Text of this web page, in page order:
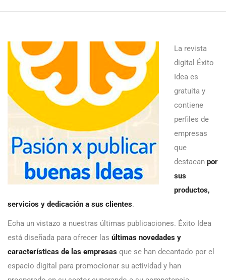
La revista
digital Éxito
Idea es
gratuita y
contiene
perfiles de
empresas
que
destacan por
sus
productos,
servicios y dedicación a sus clientes.
Echa un vistazo a nuestras últimas publicaciones. Éxito Idea
está diseñada para ofrecer las últimas novedades y
características de las empresas que se han decantado por el
espacio digital para promocionar su actividad y han